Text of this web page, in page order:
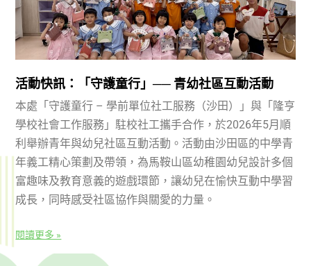
活動快訊：「守護童行」── 青幼社區互動活動
本處「守護童行 – 學前單位社工服務（沙田）」與「隆亨
學校社會工作服務」駐校社工攜手合作，於2026年5月順
利舉辦青年與幼兒社區互動活動。活動由沙田區的中學青
年義工精心策劃及帶領，為馬鞍山區幼稚園幼兒設計多個
富趣味及教育意義的遊戲環節，讓幼兒在愉快互動中學習
成長，同時感受社區協作與關愛的力量。
閱讀更多 »